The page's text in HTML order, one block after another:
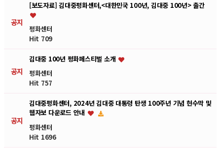
공지
[보도자료] 김대중평화센터,<대한민국 100년, 김대중 100년> 출간
평화센터
Hit 709
공지
김대중 100년 평화페스티벌 소개
평화센터
Hit 757
공지
김대중평화센터, 2024년 김대중 대통령 탄생 100주년 기념 현수막 및
웹자보 다운로드 안내
평화센터
Hit 1696